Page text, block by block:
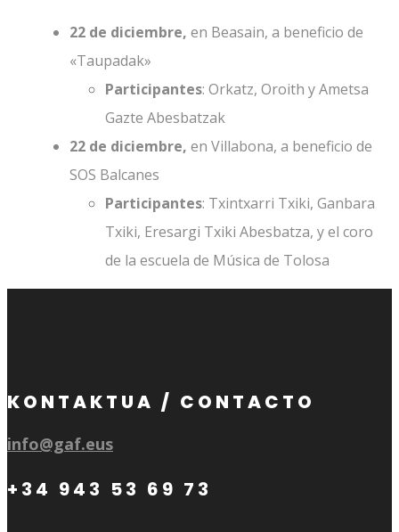
22 de diciembre, en Beasain, a beneficio de
«Taupadak»
Participantes: Orkatz, Oroith y Ametsa
Gazte Abesbatzak
22 de diciembre, en Villabona, a beneficio de
SOS Balcanes
Participantes: Txintxarri Txiki, Ganbara
Txiki, Eresargi Txiki Abesbatza, y el coro
de la escuela de Música de Tolosa
KONTAKTUA / CONTACTO
info@gaf.eus
+34 943 53 69 73